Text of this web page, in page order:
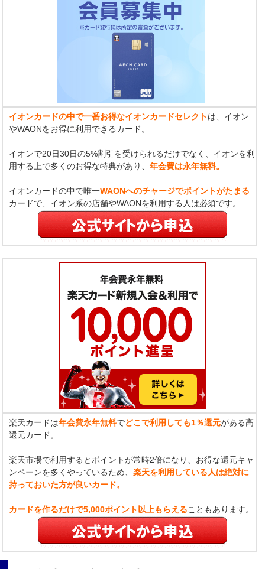
イオンカードの中で一番お得なイオンカードセレクトは、イオン
やWAONをお得に利用できるカード。
イオンで20日30日の5%割引を受けられるだけでなく、イオンを利
用する上で多くのお得な特典があり、年会費は永年無料。
イオンカードの中で唯一WAONへのチャージでポイントがたまる
カードで、イオン系の店舗やWAONを利用する人は必須です。
楽天カードは年会費永年無料でどこで利用しても1％還元がある高
還元カード。
楽天市場で利用するとポイントが常時2倍になり、お得な還元キャ
ンペーンを多くやっているため、楽天を利用している人は絶対に
持っておいた方が良いカード。
カードを作るだけで5,000ポイント以上もらえることもあります。